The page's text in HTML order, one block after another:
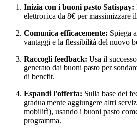
Inizia con i buoni pasto Satispay:
elettronica da 8€ per massimizzare
Comunica efficacemente: Spiega
vantaggi e la flessibilità del nuovo
Raccogli feedback: Usa il
generato dai buoni pasto per
di benefit.
Espandi l'offerta: Sulla base dei
gradualmente aggiungere altri
mobilità), usando i buoni pasto
programma.